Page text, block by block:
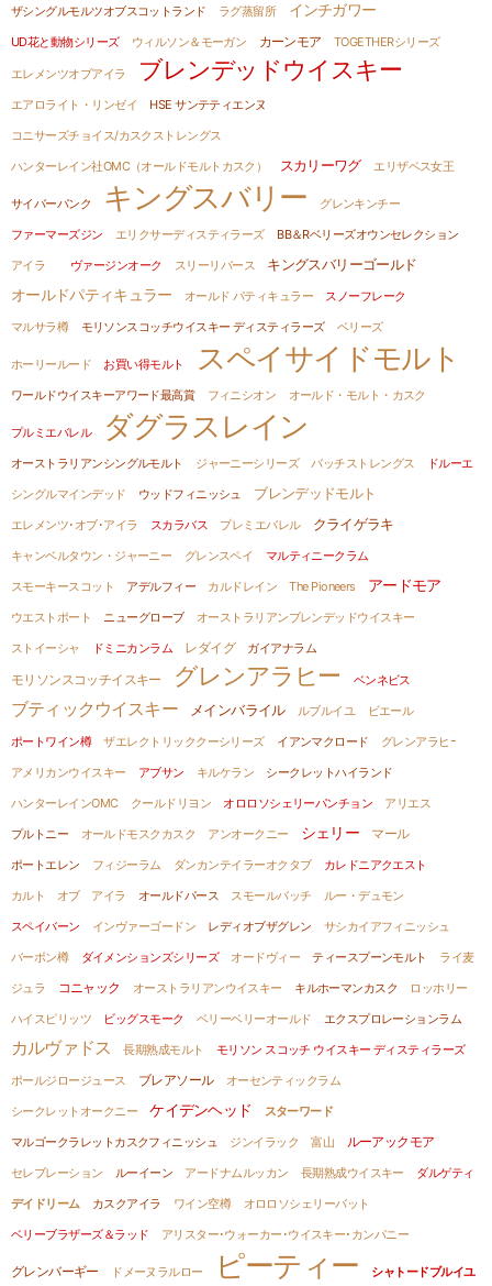
ザシングルモルツオブスコットランド ラグ蒸留所 インチガワー
UD花と動物シリーズ ウィルソン＆モーガン カーンモア TOGETHERシリーズ
エレメンツオブアイラ ブレンデッドウイスキー
エアロライト・リンゼイ
HSE サンテティエンヌ
コニサーズチョイス/カスクストレングス
ハンターレイン社OMC（オールドモルトカスク）
スカリーワグ エリザベス女王
サイバーパンク キングスバリー
グレンキンチー
ファーマーズジン
エリクサーディスティラーズ
BB＆Rベリーズオウンセレクション
アイラ
ヴァージンオーク スリーリバース キングスバリーゴールド
オールドパティキュラー オールド パティキュラー
スノーフレーク
マルサラ樽
モリソンスコッチウイスキー ディスティラーズ ベリーズ
ホーリールード お買い得モルト スペイサイドモルト
ワールドウイスキーアワード最高賞 フィニシオン オールド・モルト・カスク
プルミエバレル ダグラスレイン
オーストラリアンシングルモルト ジャーニーシリーズ バッチストレングス
ドルーエ
シングルマインデッド
ウッドフィニッシュ ブレンデッドモルト
エレメンツ･オブ･アイラ スカラバス プレミエバレル クライゲラキ
キャンベルタウン・ジャーニー グレンスペイ
マルティニークラム
スモーキースコット
アデルフィー カルドレイン The Pioneers アードモア
ウエストポート ニューグローブ
オーストラリアンブレンデッドウイスキー
ストイーシャ
ドミニカンラム レダイグ ガイアナラム
モリソンスコッチイスキー グレンアラヒー ベンネビス
ブティックウイスキー メインバライル ルブルイユ
ビエール
ポートワイン樽
ザエレクトリッククーシリーズ イアンマクロード
グレンアラヒｰ
アメリカンウイスキー
アブサン キルケラン
シークレットハイランド
ハンターレインOMC
クールドリヨン オロロソシェリーパンチョン
アリエス
プルトニー
オールドモスクカスク アンオークニー シェリー
マール
ポートエレン
フィジーラム ダンカンテイラーオクタブ
カレドニアクエスト
カルト オブ アイラ
オールドパース スモールバッチ
ルー・デュモン
スペイバーン
インヴァーゴードン レディオブザグレン
サシカイアフィニッシュ
バーボン樽
ダイメンションズシリーズ オードヴィー ティースプーンモルト
ライ麦
ジュラ
コニャック オーストラリアンウイスキー キルホーマンカスク
ロッホリー
ハイスピリッツ
ビッグスモーク ベリーベリーオールド エクスプロレーションラム
カルヴァドス 長期熟成モルト
モリソン スコッチ ウイスキー ディスティラーズ
ポールジロージュース
ブレアソール
オーセンティックラム
シークレットオークニー
ケイデンヘッド
スターワード
マルゴークラレットカスクフィニッシュ
ジンイラック 富山 ルーアックモア
セレブレーション ルーイーン アードナムルッカン 長期熟成ウイスキー
ダルゲティ
デイドリーム
カスクアイラ ワイン空樽
オロロソシェリーバット
ベリーブラザーズ＆ラッド
アリスター･ウォーカー･ウイスキー･カンパニー
グレンバーギー ドメーヌラルロー ピーティー
シャトードブルイユ